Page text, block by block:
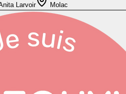
Larvoir Molac